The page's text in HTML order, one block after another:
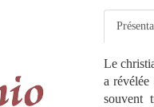
Le
a
souvent